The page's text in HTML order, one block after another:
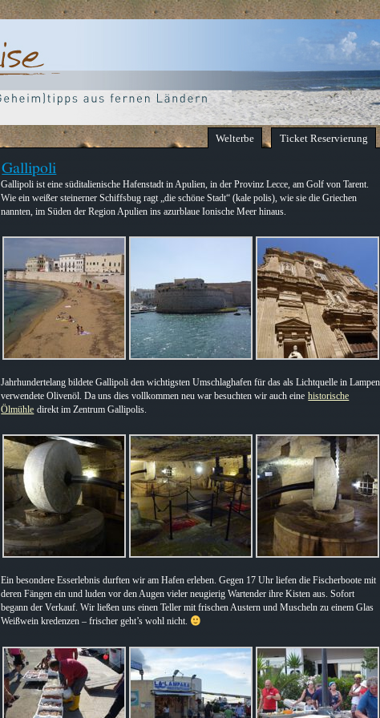
Welterbe Ticket Reservierung
Gallipoli
Gallipoli ist eine süditalienische Hafenstadt in Apulien, in der Provinz Lecce, am Golf von Tarent.
Wie ein weißer steinerner Schiffsbug ragt „die schöne Stadt“ (kale polis), wie sie die Griechen
nannten, im Süden der Region Apulien ins azurblaue Ionische Meer hinaus.
Jahrhundertelang bildete Gallipoli den wichtigsten Umschlaghafen für das als Lichtquelle in Lampen
verwendete Olivenöl. Da uns dies vollkommen neu war besuchten wir auch eine historische
Ölmühle direkt im Zentrum Gallipolis.
Ein besondere Esserlebnis durften wir am Hafen erleben. Gegen 17 Uhr liefen die Fischerboote mit
deren Fängen ein und luden vor den Augen vieler neugierig Wartender ihre Kisten aus. Sofort
begann der Verkauf. Wir ließen uns einen Teller mit frischen Austern und Muscheln zu einem Glas
Weißwein kredenzen – frischer geht’s wohl nicht.